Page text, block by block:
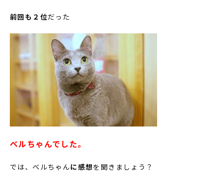
前回も２位だった
ベルちゃんでした。
では、ベルちゃんに感想を聞きましょう？